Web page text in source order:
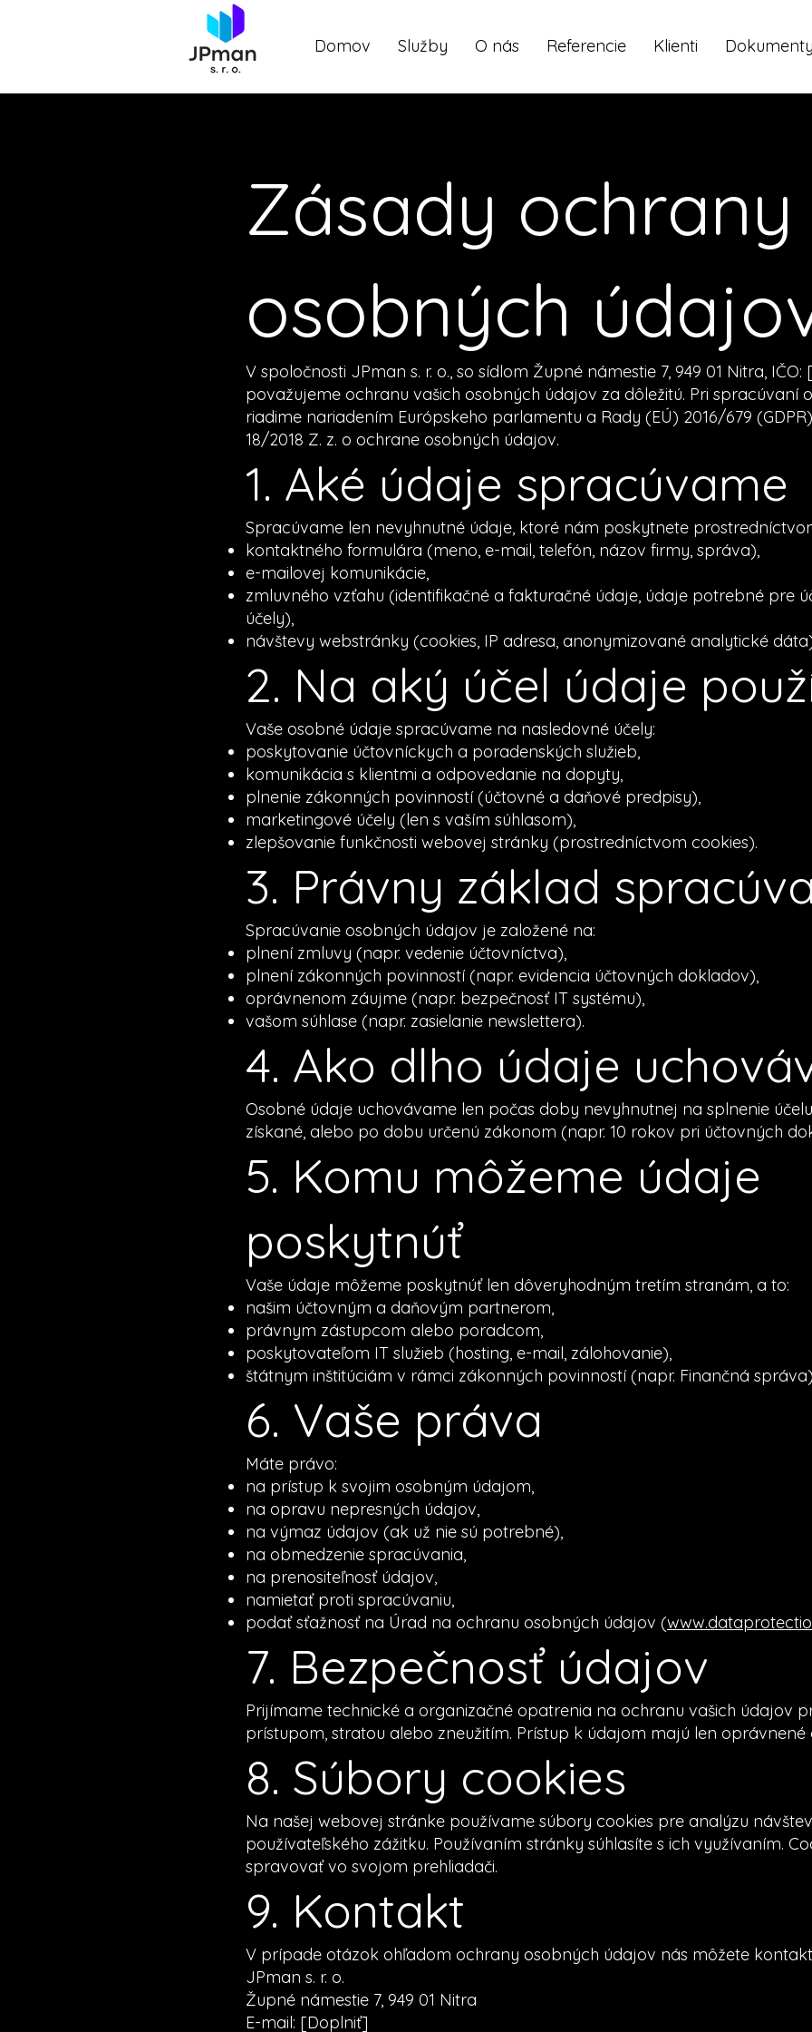
Domov Služby O nás Referencie Klienti Dokumenty
Zásady ochrany
osobných
V spoločnosti JPman s. r. o., so sídlom Župné námestie 7, 949 01 Nitra,
považujeme ochranu vašich osobných údajov za dôležitú. Pri spracúvaní
riadime nariadením Európskeho parlamentu a Rady (EÚ) 2016/679
18/2018 Z. z. o ochrane osobných údajov.
1. Aké údaje spracúvame
Spracúvame len nevyhnutné údaje, ktoré nám poskytnete
kontaktného formulára (meno, e-mail, telefón, názov firmy, správa),
e-mailovej komunikácie,
zmluvného vzťahu (identifikačné a fakturačné údaje, údaje potrebné pre
účely),
návštevy webstránky (cookies, IP adresa, anonymizované analytické
2. Na aký účel údaje
Vaše osobné údaje spracúvame na nasledovné účely:
poskytovanie účtovníckych a poradenských služieb,
komunikácia s klientmi a odpovedanie na dopyty,
plnenie zákonných povinností (účtovné a daňové predpisy),
marketingové účely (len s vaším súhlasom),
zlepšovanie funkčnosti webovej stránky (prostredníctvom cookies).
3. Právny základ
Spracúvanie osobných údajov je založené na:
plnení zmluvy (napr. vedenie účtovníctva),
plnení zákonných povinností (napr. evidencia účtovných dokladov),
oprávnenom záujme (napr. bezpečnosť IT systému),
vašom súhlase (napr. zasielanie newslettera).
4. Ako dlho údaje
Osobné údaje uchovávame len počas doby nevyhnutnej na splnenie
získané, alebo po dobu určenú zákonom (napr. 10 rokov pri účtovných
5. Komu môžeme údaje
poskytnúť
Vaše údaje môžeme poskytnúť len dôveryhodným tretím stranám, a to:
našim účtovným a daňovým partnerom,
právnym zástupcom alebo poradcom,
poskytovateľom IT služieb (hosting, e-mail, zálohovanie),
štátnym inštitúciám v rámci zákonných povinností (napr. Finančná
6. Vaše práva
Máte právo:
na prístup k svojim osobným údajom,
na opravu nepresných údajov,
na výmaz údajov (ak už nie sú potrebné),
na obmedzenie spracúvania,
na prenositeľnosť údajov,
namietať proti spracúvaniu,
podať sťažnosť na Úrad na ochranu osobných údajov (
7. Bezpečnosť údajov
Prijímame technické a organizačné opatrenia na ochranu vašich údajov
prístupom, stratou alebo zneužitím. Prístup k údajom majú len oprávnené
8. Súbory cookies
Na našej webovej stránke používame súbory cookies pre analýzu
používateľského zážitku. Používaním stránky súhlasíte s ich využívaním.
spravovať vo svojom prehliadači.
9. Kontakt
V prípade otázok ohľadom ochrany osobných údajov nás môžete
JPman s. r. o.
Župné námestie 7, 949 01 Nitra
E-mail: [Doplniť]